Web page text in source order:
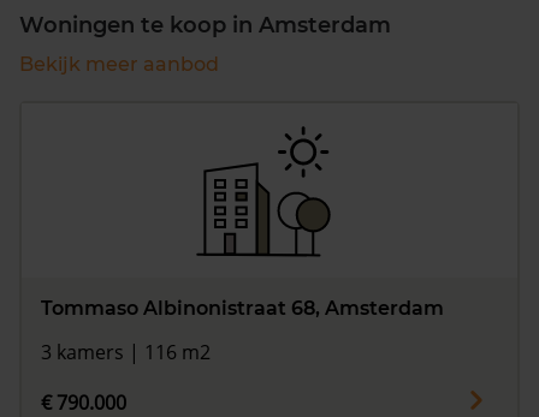
Woningen te koop in Amsterdam
Bekijk meer aanbod
Tommaso Albinonistraat 68, Amsterdam
3 kamers | 116 m2
€ 790.000